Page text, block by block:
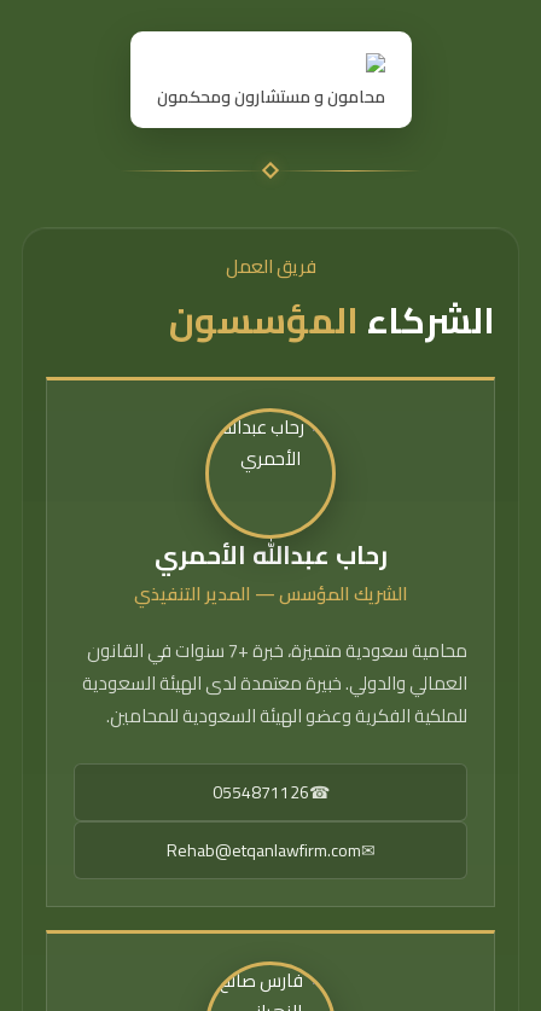
محامون و مستشارون ومحكمون
فريق العمل
الشركاءالمؤسسون
رحاب عبدالله الأحمري
الشريك المؤسس — المدير التنفيذي
محامية سعودية متميزة، خبرة +7 سنوات في القانون
العمالي والدولي. خبيرة معتمدة لدى الهيئة السعودية
للملكية الفكرية وعضو الهيئة السعودية للمحامين.
☎
0554871126
✉
Rehab@etqanlawfirm.com